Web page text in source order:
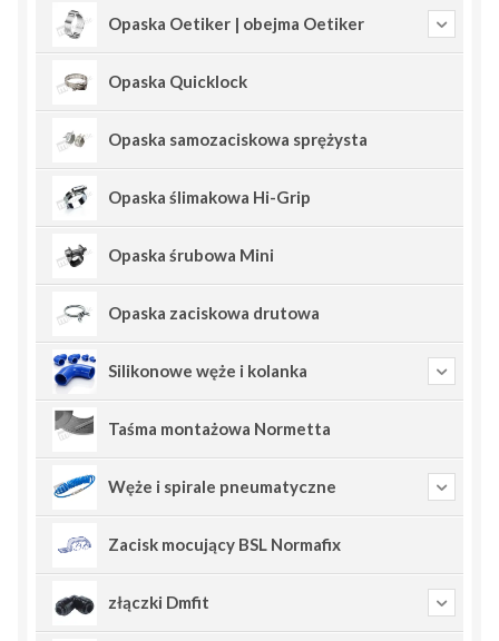
Opaska Oetiker | obejma Oetiker
Opaska Quicklock
Opaska samozaciskowa sprężysta
Opaska ślimakowa Hi-Grip
Opaska śrubowa Mini
Opaska zaciskowa drutowa
Silikonowe węże i kolanka
Taśma montażowa Normetta
Węże i spirale pneumatyczne
Zacisk mocujący BSL Normafix
złączki Dmfit